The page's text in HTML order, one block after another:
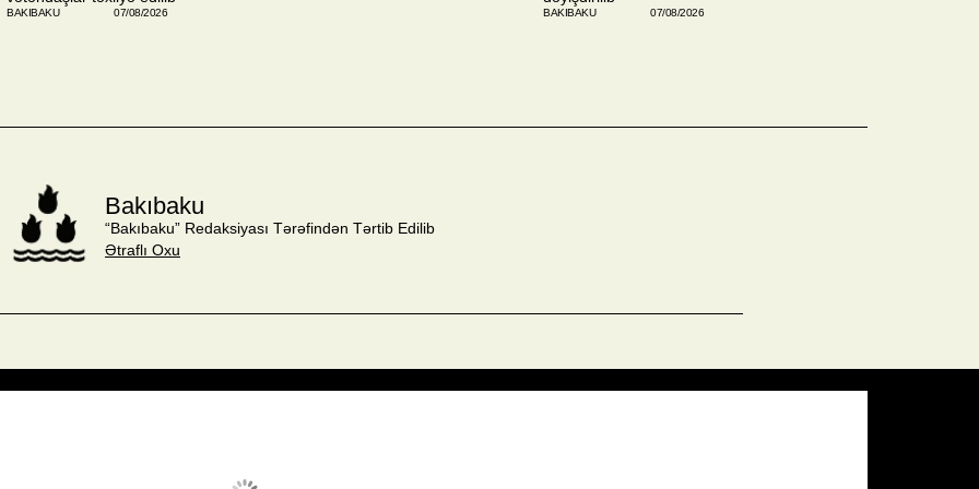
BAKIBAKU 07/08/2026 BAKIBAKU 07/08/2026
Bakıbaku
“Bakıbaku” Redaksiyası Tərəfindən Tərtib Edilib
Ətraflı Oxu